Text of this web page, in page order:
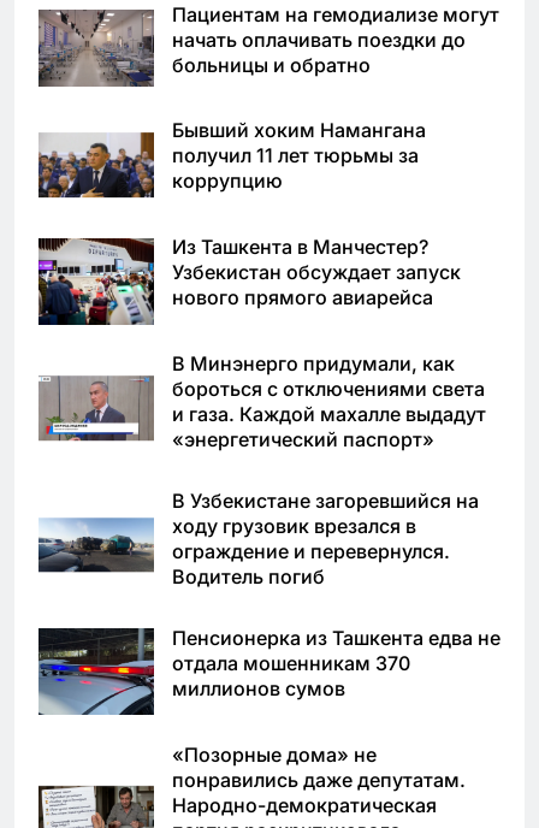
Пациентам на гемодиализе могут
начать оплачивать поездки до
больницы и обратно
Бывший хоким Намангана
получил 11 лет тюрьмы за
коррупцию
Из Ташкента в Манчестер?
Узбекистан обсуждает запуск
нового прямого авиарейса
В Минэнерго придумали, как
бороться с отключениями света
и газа. Каждой махалле выдадут
«энергетический паспорт»
В Узбекистане загоревшийся на
ходу грузовик врезался в
ограждение и перевернулся.
Водитель погиб
Пенсионерка из Ташкента едва не
отдала мошенникам 370
миллионов сумов
«Позорные дома» не
понравились даже депутатам.
Народно-демократическая